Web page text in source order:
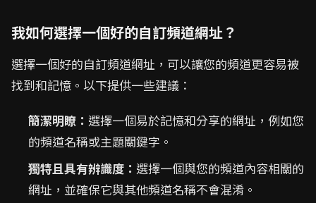
我如何選擇一個好的自訂頻道網址？
選擇一個好的自訂頻道網址，可以讓您的頻道更容易被
找到和記憶。以下提供一些建議：
簡潔明瞭： 選擇一個易於記憶和分享的網址，例如您
的頻道名稱或主題關鍵字。
獨特且具有辨識度： 選擇一個與您的頻道內容相關的
網址，並確保它與其他頻道名稱不會混淆。